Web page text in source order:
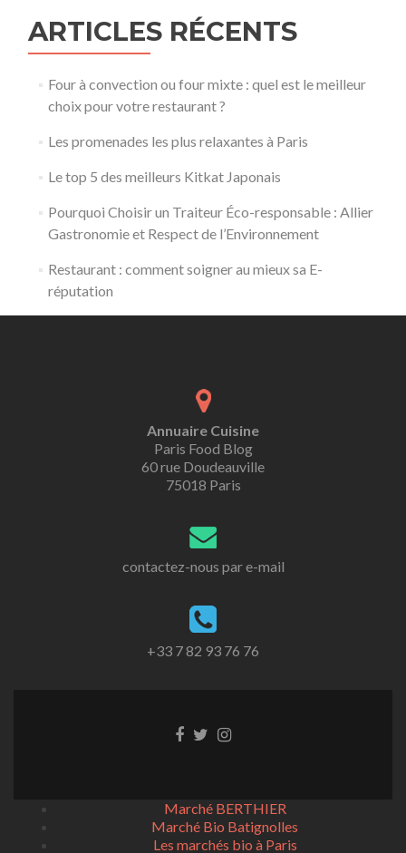
ARTICLES RÉCENTS
Four à convection ou four mixte : quel est le meilleur
choix pour votre restaurant ?
Les promenades les plus relaxantes à Paris
Le top 5 des meilleurs Kitkat Japonais
Pourquoi Choisir un Traiteur Éco-responsable : Allier
Gastronomie et Respect de l’Environnement
​Restaurant : comment soigner au mieux sa E-
réputation
Annuaire Cuisine
Paris Food Blog
60 rue Doudeauville
75018 Paris
contactez-nous par e-mail
+33 7 82 93 76 76
Go Go Go
Marché BERTHIER
Marché Bio Batignolles
Les marchés bio à Paris